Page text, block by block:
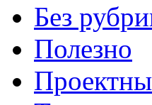
Без
Полезно